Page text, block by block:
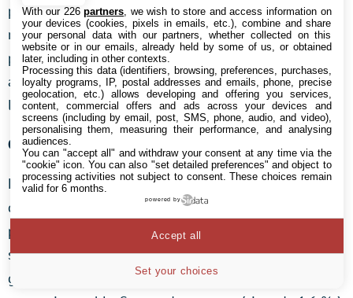
peu mieux que cette dernière sous Adobe Premiere,
mais la carte mère d’EVGA est si proche de la première
place sur tant d’autres benchmarks qu’elle finit par
atteindre 99,9 % des performances moyennes de
l’ensemble des produits testés.
Consommation, dissipation thermique et rendement
La Z170 Classified nécessite quelques Watts de plus
que la concurrence au repos, ce qui s’explique très
probablement par les quelques composants
supplémentaires qui font d’elle un produit très haut de
gamme. Ceci étant dit, sa consommation en charge
With our 226partners , we wish to store and access information on
your devices (cookies, pixels in emails, etc.), combine and share
your personal data with our partners, whether collected on this
website or in our emails, already held by some of us, or obtained
later, including in other contexts.
Processing this data (identifiers, browsing, preferences, purchases,
loyalty programs, IP, postal addresses and emails, phone, precise
geolocation, etc.) allows developing and offering you services,
content, commercial offers and ads across your devices and
screens (including by email, post, SMS, phone, audio, and video),
personalising them, measuring their performance, and analysing
audiences.
You can "accept all" and withdraw your consent at any time via the
"cookie" icon. You can also "set detailed preferences" and object to
processing activities not subject to consent. These choices remain
valid for 6 months.
powered by
Set your choices
Accept all